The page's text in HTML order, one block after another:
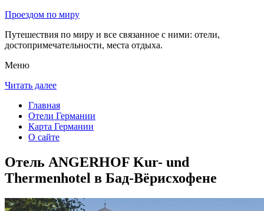
Проездом по миру
Путешествия по миру и все связанное с ними: отели,
достопримечательности, места отдыха.
Меню
Читать далее
Главная
Отели Германии
Карта Германии
О сайте
Отель ANGERHOF Kur- und
Thermenhotel в Бад-Вёрисхофене